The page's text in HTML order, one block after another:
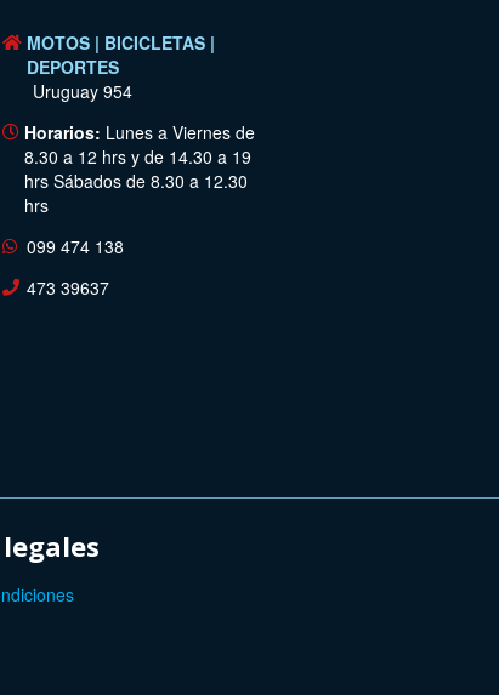
MOTOS | BICICLETAS |
DEPORTES
Uruguay 954
Horarios: Lunes a Viernes de
8.30 a 12 hrs y de 14.30 a 19
hrs Sábados de 8.30 a 12.30
hrs
099 474 138
473 39637